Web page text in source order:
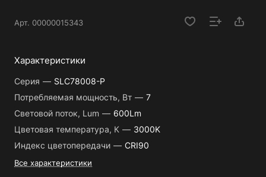
Арт. 00000015343
Характеристики
Серия — SLC78008-P
Потребляемая мощность, Вт — 7
Световой поток, Lum — 600Lm
Цветовая температура, К — 3000K
Индекс цветопередачи — CRI90
Все характеристики